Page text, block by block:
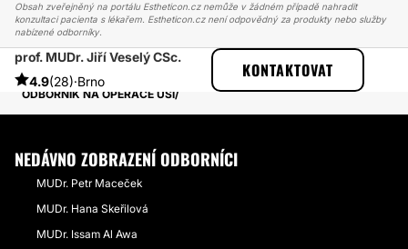
Obsah zveřejněný na portálu Estheticon.cz nemůže v žádném případě nahradit
konzultaci pacienta s lékařem. Estheticon.cz není odpovědný za produkty nebo služby
nabízené odborníky.
prof. MUDr. Jiří Veselý CSc.
4.9(28)·Brno
KONTAKTOVAT
ESTHETICON
PŘÍBĚHY
PŘÍBĚHY TÝKAJÍCÍ SE ZÁKROKU OTOPLASTIKA
ODBORNÍK NA OPERACE UŠÍ
NEDÁVNO ZOBRAZENÍ ODBORNÍCI
MUDr. Petr Maceček
MUDr. Hana Skeřilová
MUDr. Issam Al Awa